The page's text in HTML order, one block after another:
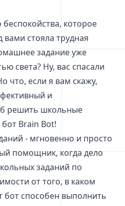
которое
вами стояла трудная
задание уже
света? Ну, вас спасали
что, если я вам скажу,
и
решить школьные
бот Brain Bot!
- мгновенно и просто
помощник, когда дело
заданий по
от того, в каком
бот способен выполнить